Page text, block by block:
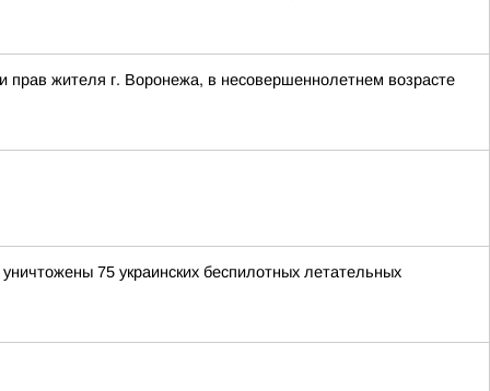
прав жителя г. Воронежа, в несовершеннолетнем возрасте
75 украинских беспилотных летательных